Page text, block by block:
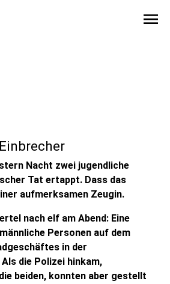
menu
Nacht zwei jugendliche
Tat ertappt. Dass das
aufmerksamen Zeugin.
nach elf am Abend: Eine
Personen auf dem
in der
die Polizei hinkam,
beiden, konnten aber gestellt